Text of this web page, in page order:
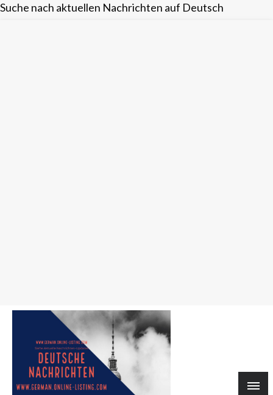
Suche nach aktuellen Nachrichten auf Deutsch